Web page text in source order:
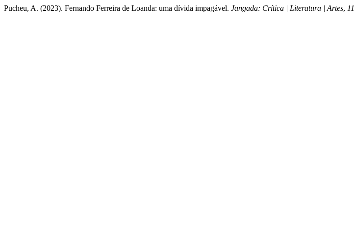
Pucheu, A. (2023). Fernando Ferreira de Loanda: uma dívida impagável. Jangada: Crítica | Literatura | Artes, 11